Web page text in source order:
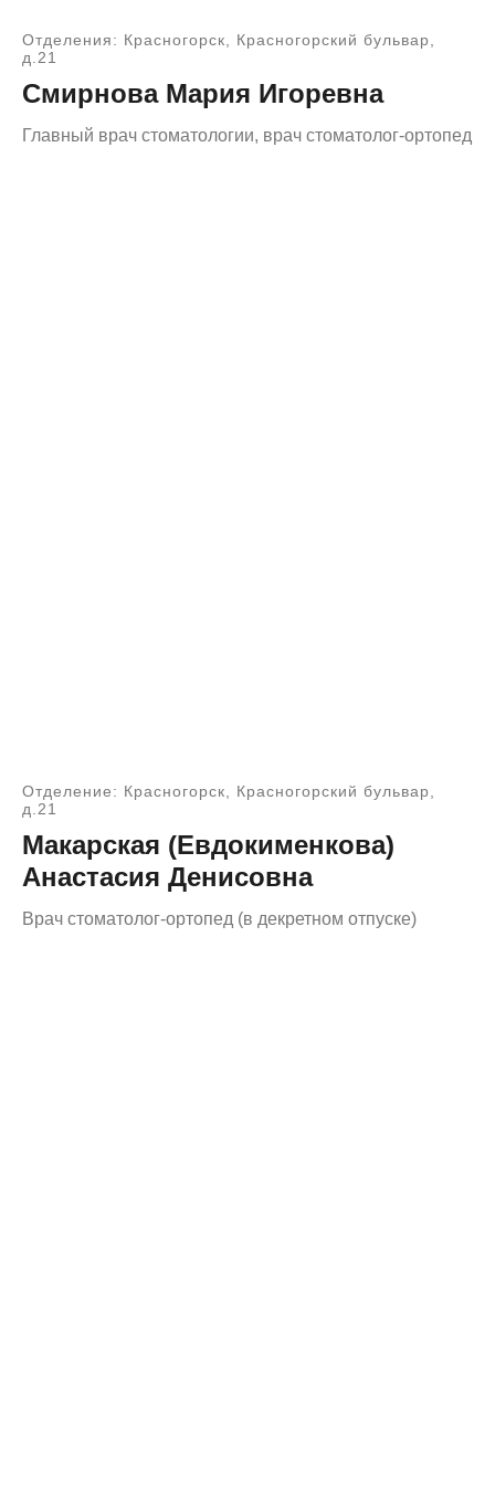
Отделения: Красногорск, Красногорский бульвар,
д.21
Смирнова Мария Игоревна
Главный врач стоматологии, врач стоматолог-ортопед
Отделение: Красногорск, Красногорский бульвар,
д.21
Макарская (Евдокименкова)
Анастасия Денисовна
Врач стоматолог-ортопед (в декретном отпуске)